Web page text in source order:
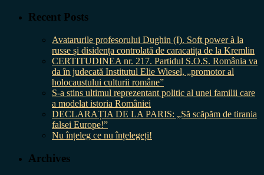
Recent Posts
Avatarurile profesorului Dughin (I). Soft power à la
russe și disidența controlată de caracatița de la Kremlin
CERTITUDINEA nr. 217. Partidul S.O.S. România va
da în judecată Institutul Elie Wiesel, „promotor al
holocaustului culturii române”
S-a stins ultimul reprezentant politic al unei familii care
a modelat istoria României
DECLARAȚIA DE LA PARIS: „Să scăpăm de tirania
falsei Europe!”
Nu înțeleg ce nu înțelegeți!
Archives